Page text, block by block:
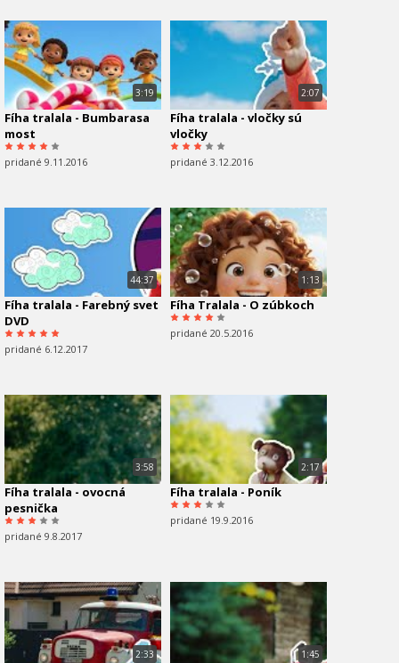
3:19
Fíha tralala - Bumbarasa
most
pridané 9.11.2016
2:07
Fíha tralala - vločky sú
vločky
pridané 3.12.2016
44:37
Fíha tralala - Farebný svet
DVD
pridané 6.12.2017
1:13
Fíha Tralala - O zúbkoch
pridané 20.5.2016
3:58
Fíha tralala - ovocná
pesnička
pridané 9.8.2017
2:17
Fíha tralala - Poník
pridané 19.9.2016
2:33 1:45